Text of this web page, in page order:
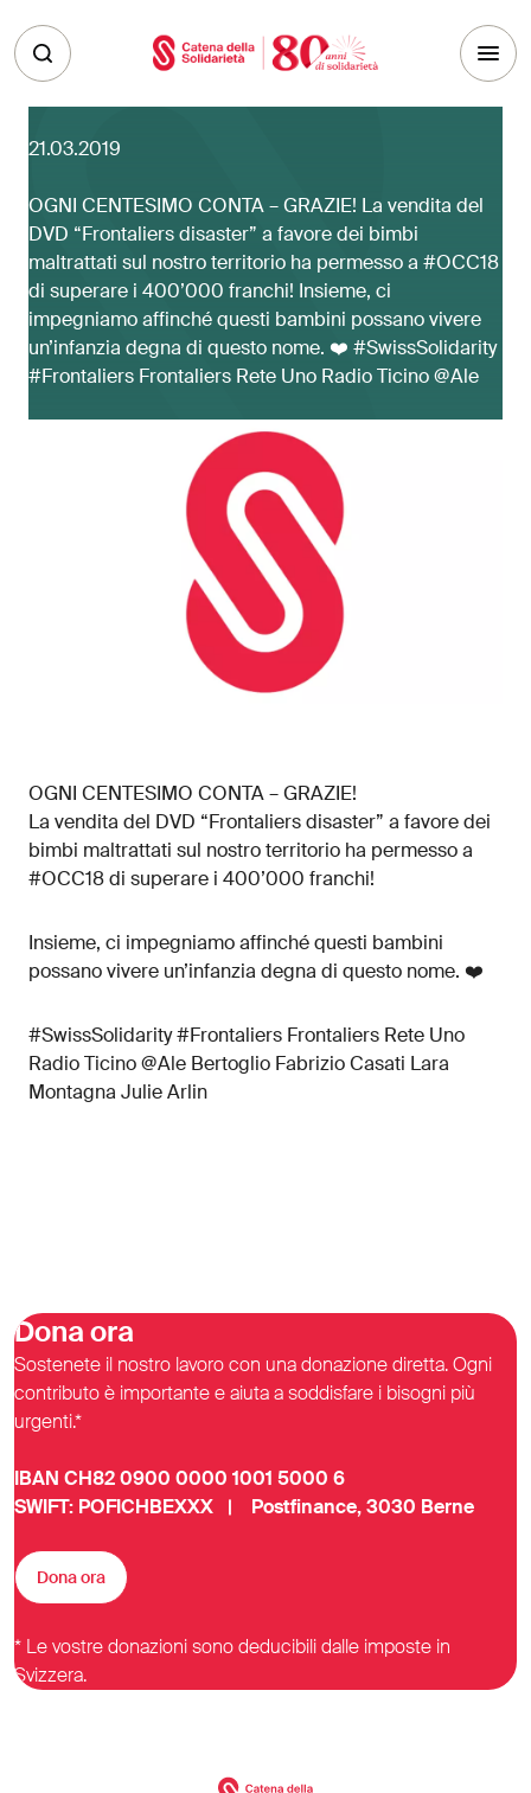
21.03.2019
OGNI CENTESIMO CONTA – GRAZIE! La vendita del
DVD “Frontaliers disaster” a favore dei bimbi
maltrattati sul nostro territorio ha permesso a #OCC18
di superare i 400’000 franchi! Insieme, ci
impegniamo affinché questi bambini possano vivere
un’infanzia degna di questo nome. ❤️ #SwissSolidarity
#Frontaliers Frontaliers Rete Uno Radio Ticino @Ale
OGNI CENTESIMO CONTA – GRAZIE!
La vendita del DVD “Frontaliers disaster” a favore dei
bimbi maltrattati sul nostro territorio ha permesso a
#OCC18 di superare i 400’000 franchi!
Insieme, ci impegniamo affinché questi bambini
possano vivere un’infanzia degna di questo nome. ❤️
#SwissSolidarity #Frontaliers Frontaliers Rete Uno
Radio Ticino @Ale Bertoglio Fabrizio Casati Lara
Montagna Julie Arlin
Dona ora
Sostenete il nostro lavoro con una donazione diretta. Ogni
contributo è importante e aiuta a soddisfare i bisogni più
urgenti.*
IBAN CH82 0900 0000 1001 5000 6
SWIFT: POFICHBEXXX | Postfinance, 3030 Berne
Dona ora
* Le vostre donazioni sono deducibili dalle imposte in
Svizzera.